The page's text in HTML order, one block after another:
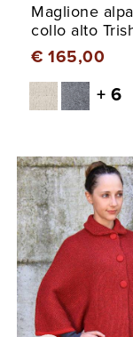
Maglione
collo alto
€ 165,00
+ 6